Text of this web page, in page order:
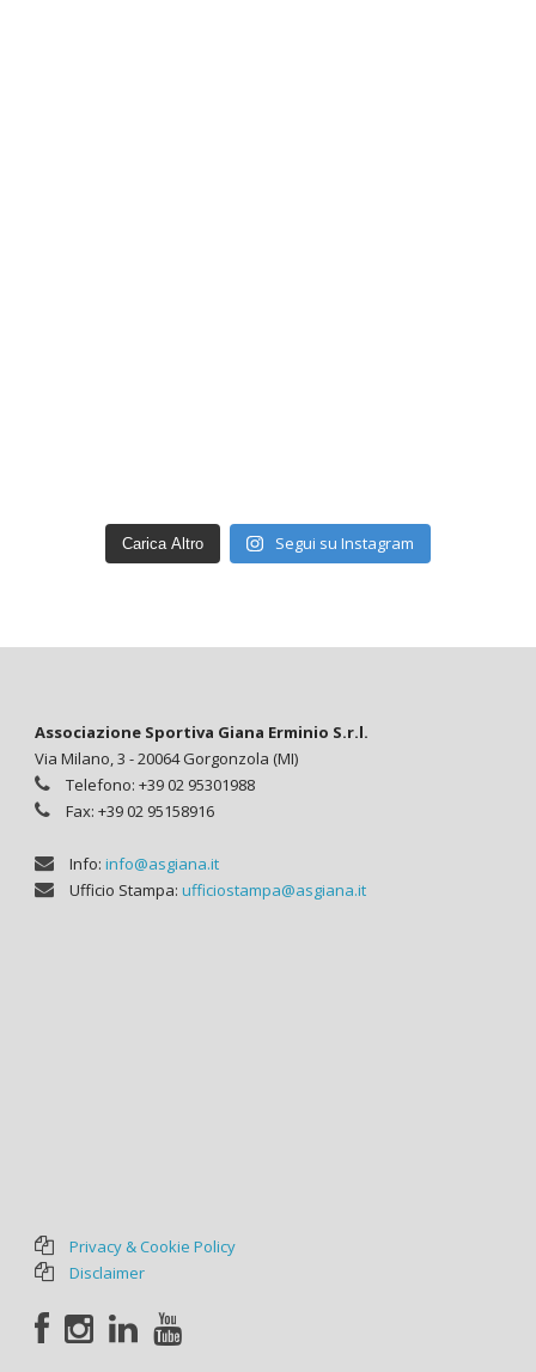
Carica Altro Segui su Instagram
Associazione Sportiva Giana Erminio S.r.l.
Via Milano, 3 - 20064 Gorgonzola (MI)
Telefono: +39 02 95301988
Fax: +39 02 95158916
Info: info@asgiana.it
Ufficio Stampa: ufficiostampa@asgiana.it
Privacy & Cookie Policy
Disclaimer